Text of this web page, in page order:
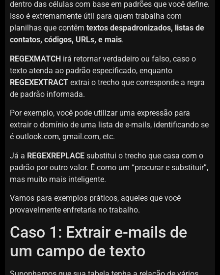
dentro das células com base em padrões que você define.
Isso é extremamente útil para quem trabalha com
planilhas que contêm textos despadronizados, listas de
contatos, códigos, URLs, e mais.
REGEXMATCH irá retornar verdadeiro ou falso, caso o
texto atenda ao padrão especificado, enquanto
REGEXEXTRACT extrai o trecho que corresponde a regra
de padrão informada.
Por exemplo, você pode utilizar uma expressão para
extrair o domínio de uma lista de e-mails, identificando se
é outlook.com, gmail.com, etc.
Já a REGEXREPLACE substitui o trecho que casa com o
padrão por outro valor. É como um “procurar e substituir”,
mas muito mais inteligente.
Vamos para exemplos práticos, aqueles que você
provavelmente enfretaria no trabalho.
Caso 1: Extrair e-mails de
um campo de texto